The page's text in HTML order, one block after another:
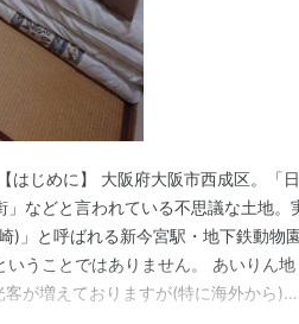
はじめに】 大阪府大阪市西成区。「日
などと言われている不思議な土地。
)」と呼ばれる新今宮駅・地下鉄動物
うことではありません。 あいりん地
が増えておりますが(特に海外から)、